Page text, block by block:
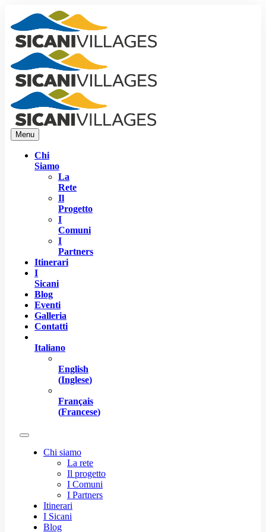
Menu
Chi
Siamo
La
Rete
Il
Progetto
I
Comuni
I
Partners
Itinerari
I
Sicani
Blog
Eventi
Galleria
Contatti
Italiano
English
(Inglese)
Français
(Francese)
Chi siamo
La rete
Il progetto
I Comuni
I Partners
Itinerari
I Sicani
Blog